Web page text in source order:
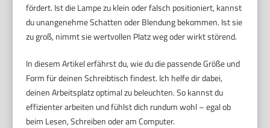
fördert. Ist die Lampe zu klein oder falsch positioniert, kannst
du unangenehme Schatten oder Blendung bekommen. Ist sie
zu groß, nimmt sie wertvollen Platz weg oder wirkt störend.
In diesem Artikel erfährst du, wie du die passende Größe und
Form für deinen Schreibtisch findest. Ich helfe dir dabei,
deinen Arbeitsplatz optimal zu beleuchten. So kannst du
effizienter arbeiten und fühlst dich rundum wohl – egal ob
beim Lesen, Schreiben oder am Computer.